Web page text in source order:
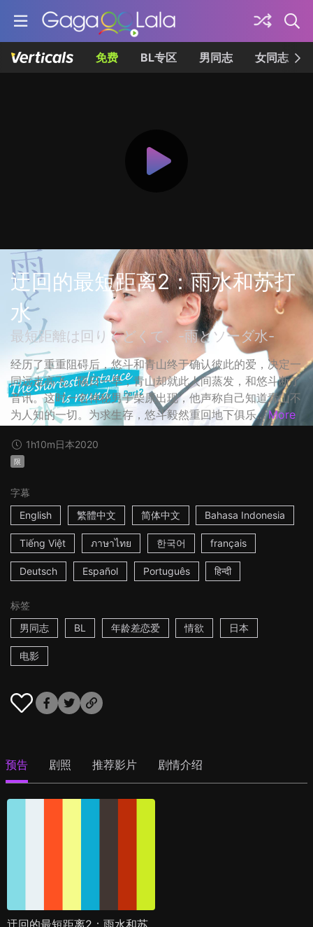
免费 BL专区 男同志 女同志
迂回的最短距离2：雨水和苏打
水
最短距離は回りくどくて、-雨とソーダ水-
经历了重重阻碍后，悠斗和青山终于确认彼此的爱，决定一
同远走高飞。隔日一早，青山却就此人间蒸发，和悠斗断了
音讯。这时一名神秘男子柴原出现，他声称自己知道青山不
为人知的一切。为求生存，悠斗毅然重回地下俱乐... More
1h10m日本2020
限
字幕
English
繁體中文 简体中文 Bahasa Indonesia
Tiếng Việt ภาษาไทย 한국어 français
Deutsch Español Português हिन्दी
标签
男同志
BL 年龄差恋爱 情欲 日本
电影
预告 剧照 推荐影片 剧情介绍
迂回的最短距离2：雨水和苏